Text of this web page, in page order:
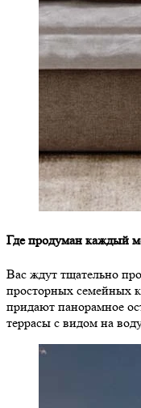
Где продуман каждый
Вас ждут тщательно
просторных семейных
придают панорамное
террасы с видом на